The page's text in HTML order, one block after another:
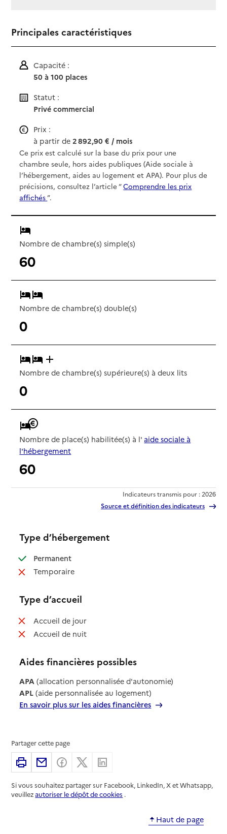
Principales caractéristiques
Capacité :
50 à 100 places
Statut :
Privé commercial
Prix :
à partir de2 892,90 € / mois
Ce prix est calculé sur la base du prix pour une
chambre seule, hors aides publiques (Aide sociale à
l’hébergement, aides au logement et APA). Pour plus de
précisions, consultez l’article “Comprendre les prix
affichés”.
Nombre de chambre(s) simple(s)
60
Nombre de chambre(s) double(s)
0
Nombre de chambre(s) supérieure(s) à deux lits
0
Nombre de place(s) habilitée(s) à l' aide sociale à
l'hébergement
60
Indicateurs transmis pour : 2026
Source et définition des indicateurs
Type d’hébergement
Permanent: disponible
Temporaire: non disponible
Type d’accueil
Accueil de jour: non disponible
Accueil de nuit: non disponible
Aides financières possibles
APA (allocation personnalisée d'autonomie)
APL (aide personnalisée au logement)
En savoir plus sur les aides financières
Partager cette page
ImprimerPartager par email
Partager sur Facebook
Partager sur X
Si vous souhaitez partager sur Facebook, LinkedIn, X et Whatsapp,
veuillezautoriser le dépôt de cookies .
Haut de page